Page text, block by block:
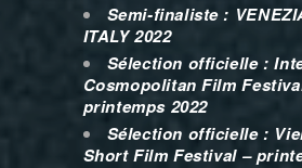
Semi-finaliste :
ITALY 2022
Sélection officielle :
Cosmopolitan Film
printemps 2022
Sélection officielle :
Short Film Festival –